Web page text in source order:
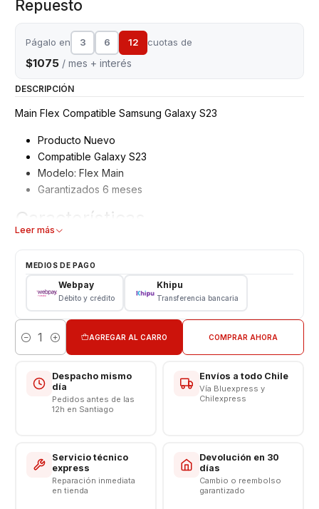
Repuesto
Págalo en 3 6 12 cuotas de
$1075 / mes + interés
DESCRIPCIÓN
Main Flex Compatible Samsung Galaxy S23
Producto Nuevo
Compatible Galaxy S23
Modelo: Flex Main
Garantizados 6 meses
Características
CONSULTE POR INSTALACION EN TIENDA
Respaldo VENTAS ELECTRONICAS
Leer más
MEDIOS DE PAGO
Webpay
Débito y crédito
Khipu
Transferencia bancaria
Cantidad
AGREGAR AL CARRO COMPRAR AHORA
Despacho mismo
día
Pedidos antes de las
12h en Santiago
Envíos a todo Chile
Vía Bluexpress y
Chilexpress
Servicio técnico
express
Reparación inmediata
en tienda
Devolución en 30
días
Cambio o reembolso
garantizado